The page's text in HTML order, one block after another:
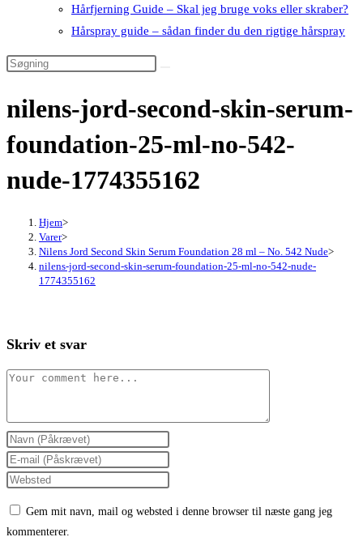
Hårfjerning Guide – Skal jeg bruge voks eller skraber?
Hårspray guide – sådan finder du den rigtige hårspray
nilens-jord-second-skin-serum-
foundation-25-ml-no-542-
nude-1774355162
Hjem>
Varer>
Nilens Jord Second Skin Serum Foundation 28 ml – No. 542 Nude>
nilens-jord-second-skin-serum-foundation-25-ml-no-542-nude-
1774355162
Skriv et svar
Comment
Enter
your
name
Enter
your
Enter
Gem mit navn, mail og websted i denne browser til næste gang jeg
kommenterer.